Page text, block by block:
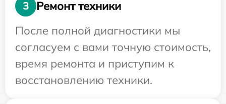
3
Ремонт техники
После полной диагностики мы
согласуем с вами точную стоимость,
время ремонта и приступим к
восстановлению техники.